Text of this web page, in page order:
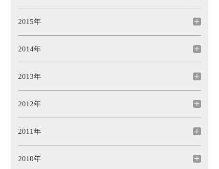
2015年
2014年
2013年
2012年
2011年
2010年